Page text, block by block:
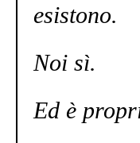
esistono.
Noi sì.
Ed è